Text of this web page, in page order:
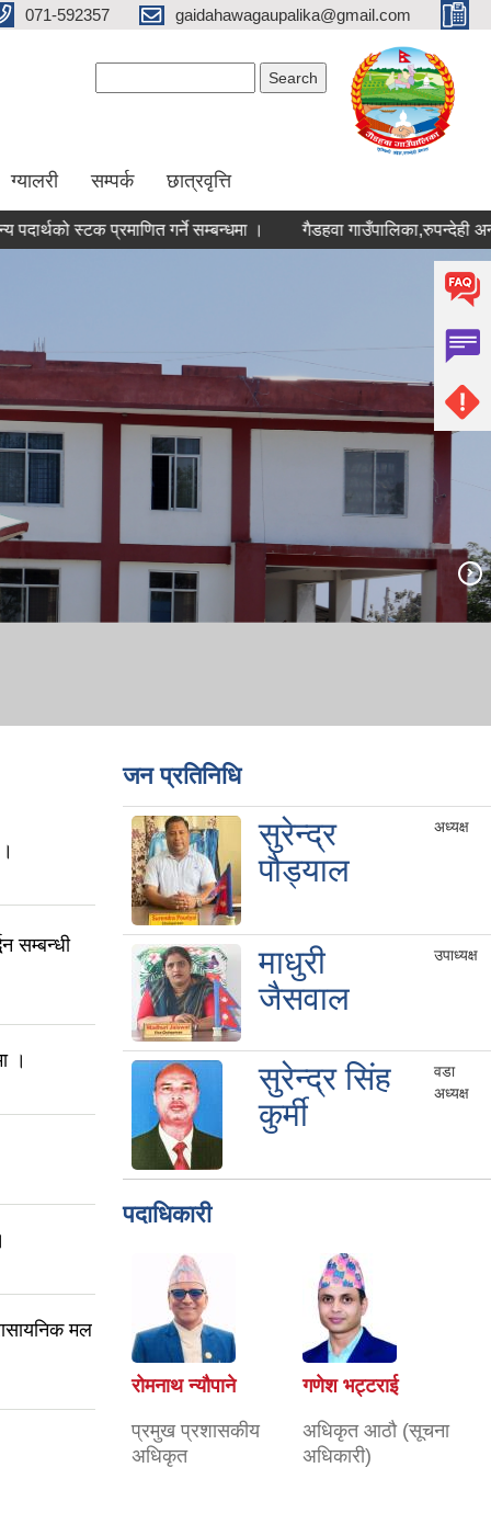
071-592357 gaidahawagaupalika@gmail.com
ग्यालरी सम्पर्क छात्रवृत्ति
स्टक प्रमाणित गर्ने सम्बन्धमा । गैडहवा गाउँपालिका,रुपन्देही अन्तर्गत
सम्बन्धी
।
मल
जन प्रतिनिधि
सुरेन्द्र
पौड्याल
अध्यक्ष
माधुरी
जैसवाल
उपाध्यक्ष
सुरेन्द्र सिंह
कुर्मी
वडा
अध्यक्ष
पदाधिकारी
रोमनाथ न्यौपाने
प्रमुख प्रशासकीय
अधिकृत
गणेश भट्टराई
अधिकृत आठौ (सूचना
अधिकारी)